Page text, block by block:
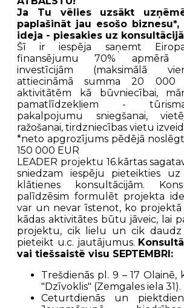
Ja Tu vēlies uzsākt
paplašināt jau esošo
ideja - piesakies uz
Šī ir iespēja saņemt
finansējumu 70% apmērā
investīcijām (maksimālā
attiecināmā summa 20 000
aktivitātēm kā būvniecībai,
pamatlīdzekļiem -
pakalpojumu sniegšanai,
ražošanai, tirdzniecības vietu
*neto apgrozījums pēdējā
150 000 EUR
LEADER projektu 16.kārtas
sniedzam iespēju pieteikties uz
klātienes konsultācijām.
palīdzēsim formulēt projekta
var un nevar īstenot, ko projektā
kādas aktivitātes būtu jāveic, lai
projektu, cik lielu un cik
pieteikt u.c. jautājumus.
vai tiešsaistē visu SEPTEMBRI:
Trešdienās pl. 9 – 17 Olainē,
"Dzīvoklis" (Zemgales iela 31).
Ceturtdienās un